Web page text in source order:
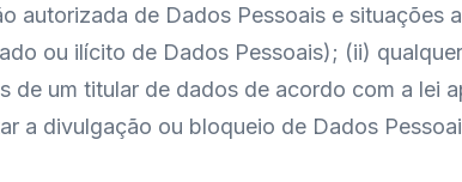
autorizada de Dados Pessoais e situações
ou ilícito de Dados Pessoais); (ii)
um titular de dados de acordo com a lei
a divulgação ou bloqueio de Dados